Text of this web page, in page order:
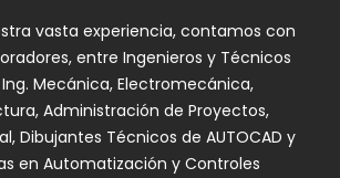
vasta experiencia, contamos con
entre Ingenieros y Técnicos
Mecánica, Electromecánica,
Administración de Proyectos,
Dibujantes Técnicos de AUTOCAD y
en Automatización y Controles